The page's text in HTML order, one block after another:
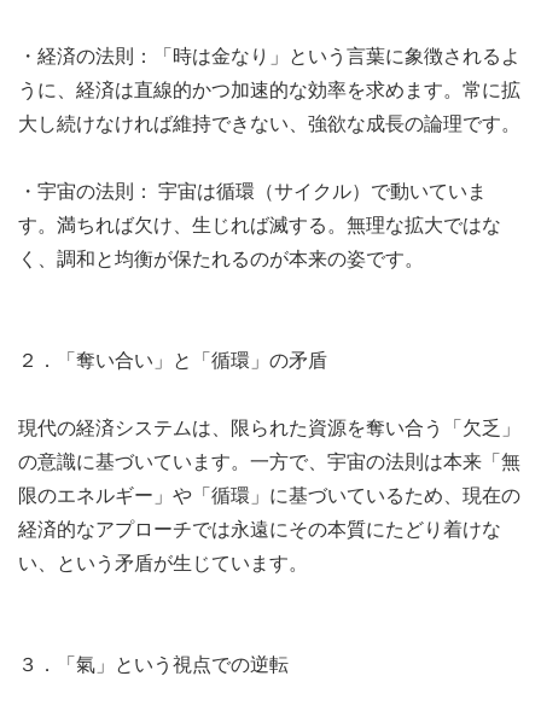
・経済の法則：「時は金なり」という言葉に象徴されるよ
うに、経済は直線的かつ加速的な効率を求めます。常に拡
大し続けなければ維持できない、強欲な成長の論理です。
・宇宙の法則： 宇宙は循環（サイクル）で動いていま
す。満ちれば欠け、生じれば滅する。無理な拡大ではな
く、調和と均衡が保たれるのが本来の姿です。
２．「奪い合い」と「循環」の矛盾
現代の経済システムは、限られた資源を奪い合う「欠乏」
の意識に基づいています。一方で、宇宙の法則は本来「無
限のエネルギー」や「循環」に基づいているため、現在の
経済的なアプローチでは永遠にその本質にたどり着けな
い、という矛盾が生じています。
３．「氣」という視点での逆転